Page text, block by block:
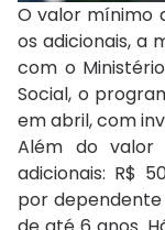
O valor mínimo
os adicionais, a
com o
Social, o
em abril, com
Além do valor
adicionais: R$
por dependente